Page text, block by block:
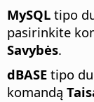
MySQL tipo
pasirinkite
Savybės.
dBASE tipo
komandą